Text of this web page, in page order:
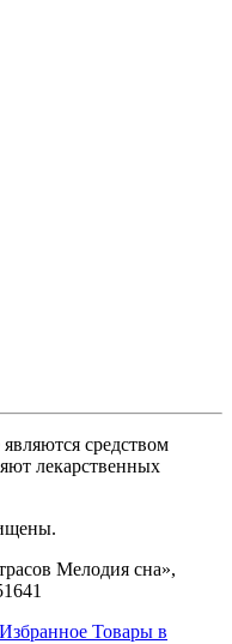
средством
лекарственных
Мелодия сна»,
Избранное Товары в